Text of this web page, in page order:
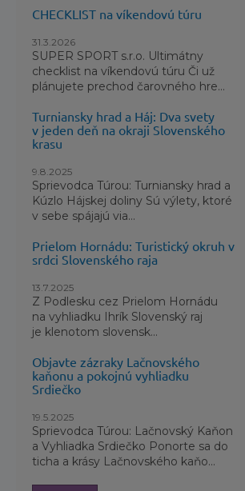
CHECKLIST na víkendovú túru
31.3.2026
SUPER SPORT s.r.o. Ultimátny
checklist na víkendovú túru Či už
plánujete prechod čarovného hre...
Turniansky hrad a Háj: Dva svety
v jeden deň na okraji Slovenského
krasu
9.8.2025
Sprievodca Túrou: Turniansky hrad a
Kúzlo Hájskej doliny Sú výlety, ktoré
v sebe spájajú via...
Prielom Hornádu: Turistický okruh v
srdci Slovenského raja
13.7.2025
Z Podlesku cez Prielom Hornádu
na vyhliadku Ihrík Slovenský raj
je klenotom slovensk...
Objavte zázraky Lačnovského
kaňonu a pokojnú vyhliadku
Srdiečko
19.5.2025
Sprievodca Túrou: Lačnovský Kaňon
a Vyhliadka Srdiečko Ponorte sa do
ticha a krásy Lačnovského kaňo...